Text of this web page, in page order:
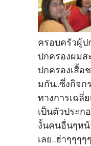
ครอบครัวผู้ป
ปกครองผมส
ปกครองเสื้อ
มกัน..ซึ่งกิจก
ทางการเฉลี่
เป็นตัวประก
งั้นคนอื่นๆห
เลย..ฮ่าๆๆๆๆ